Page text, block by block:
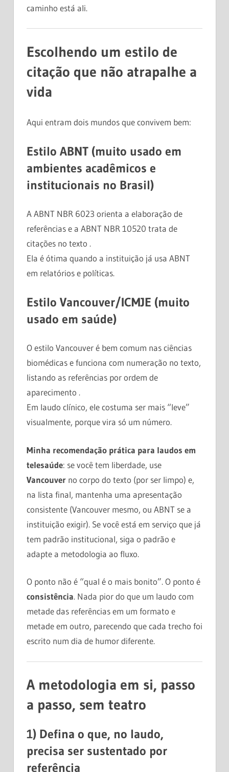
caminho está ali.
Escolhendo um estilo de
citação que não atrapalhe a
vida
Aqui entram dois mundos que convivem bem:
Estilo ABNT (muito usado em
ambientes acadêmicos e
institucionais no Brasil)
A ABNT NBR 6023 orienta a elaboração de
referências e a ABNT NBR 10520 trata de
citações no texto .
Ela é ótima quando a instituição já usa ABNT
em relatórios e políticas.
Estilo Vancouver/ICMJE (muito
usado em saúde)
O estilo Vancouver é bem comum nas ciências
biomédicas e funciona com numeração no texto,
listando as referências por ordem de
aparecimento .
Em laudo clínico, ele costuma ser mais “leve”
visualmente, porque vira só um número.
Minha recomendação prática para laudos em
telesaúde: se você tem liberdade, use
Vancouver no corpo do texto (por ser limpo) e,
na lista final, mantenha uma apresentação
consistente (Vancouver mesmo, ou ABNT se a
instituição exigir). Se você está em serviço que já
tem padrão institucional, siga o padrão e
adapte a metodologia ao fluxo.
O ponto não é “qual é o mais bonito”. O ponto é
consistência. Nada pior do que um laudo com
metade das referências em um formato e
metade em outro, parecendo que cada trecho foi
escrito num dia de humor diferente.
A metodologia em si, passo
a passo, sem teatro
1) Defina o que, no laudo,
precisa ser sustentado por
referência